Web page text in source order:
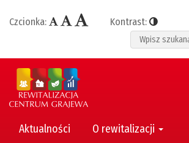
Czcionka:
Kontrast:
Search
Aktualności O rewitalizacji